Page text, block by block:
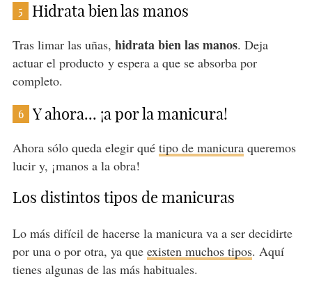
5 Hidrata bien las manos
Tras limar las uñas, hidrata bien las manos. Deja
actuar el producto y espera a que se absorba por
completo.
6 Y ahora... ¡a por la manicura!
Ahora sólo queda elegir qué tipo de manicuraqueremos
lucir y, ¡manos a la obra!
Los distintos tipos de manicuras
Lo más difícil de hacerse la manicura va a ser decidirte
por una o por otra, ya que existen muchos tipos. Aquí
tienes algunas de las más habituales.